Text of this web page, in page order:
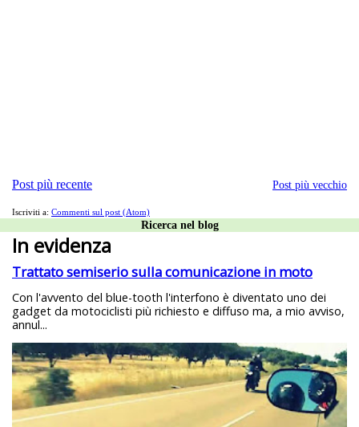
Post più recente Post più vecchio
Iscriviti a: Commenti sul post (Atom)
Ricerca nel blog
In evidenza
Trattato semiserio sulla comunicazione in moto
Con l'avvento del blue-tooth l'interfono è diventato uno dei
gadget da motociclisti più richiesto e diffuso ma, a mio avviso,
annul...